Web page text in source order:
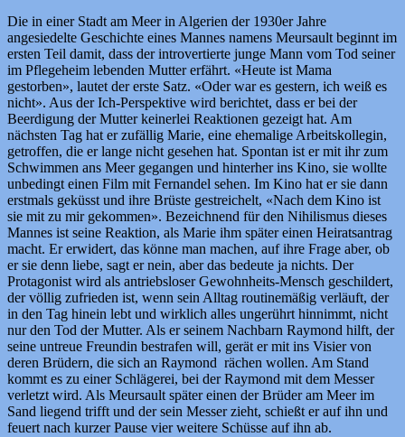
Die in einer Stadt am Meer in Algerien der 1930er Jahre
angesiedelte Geschichte eines Mannes namens Meursault beginnt im
ersten Teil damit, dass der introvertierte junge Mann vom Tod seiner
im Pflegeheim lebenden Mutter erfährt. «Heute ist Mama
gestorben», lautet der erste Satz. «Oder war es gestern, ich weiß es
nicht». Aus der Ich-Perspektive wird berichtet, dass er bei der
Beerdigung der Mutter keinerlei Reaktionen gezeigt hat. Am
nächsten Tag hat er zufällig Marie, eine ehemalige Arbeitskollegin,
getroffen, die er lange nicht gesehen hat. Spontan ist er mit ihr zum
Schwimmen ans Meer gegangen und hinterher ins Kino, sie wollte
unbedingt einen Film mit Fernandel sehen. Im Kino hat er sie dann
erstmals geküsst und ihre Brüste gestreichelt, «Nach dem Kino ist
sie mit zu mir gekommen». Bezeichnend für den Nihilismus dieses
Mannes ist seine Reaktion, als Marie ihm später einen Heiratsantrag
macht. Er erwidert, das könne man machen, auf ihre Frage aber, ob
er sie denn liebe, sagt er nein, aber das bedeute ja nichts. Der
Protagonist wird als antriebsloser Gewohnheits-Mensch geschildert,
der völlig zufrieden ist, wenn sein Alltag routinemäßig verläuft, der
in den Tag hinein lebt und wirklich alles ungerührt hinnimmt, nicht
nur den Tod der Mutter. Als er seinem Nachbarn Raymond hilft, der
seine untreue Freundin bestrafen will, gerät er mit ins Visier von
deren Brüdern, die sich an Raymond rächen wollen. Am Stand
kommt es zu einer Schlägerei, bei der Raymond mit dem Messer
verletzt wird. Als Meursault später einen der Brüder am Meer im
Sand liegend trifft und der sein Messer zieht, schießt er auf ihn und
feuert nach kurzer Pause vier weitere Schüsse auf ihn ab.